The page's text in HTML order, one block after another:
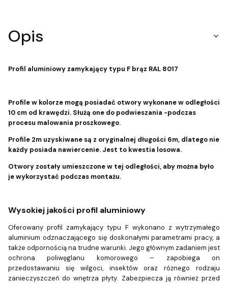
Opis
Profil aluminiowy zamykający typu F brąz RAL 8017
Profile w kolorze mogą posiadać otwory wykonane w odległości
10 cm od krawędzi. Służą one do podwieszania -podczas
procesu malowania proszkowego.
Profile 2m uzyskiwane są z oryginalnej długości 6m, dlatego nie
każdy posiada nawiercenie. Jest to kwestia losowa.
Otwory zostały umieszczone w tej odległości, aby można było
je wykorzystać podczas montażu.
Wysokiej jakości profil aluminiowy
Oferowany profil zamykający typu F wykonano z wytrzymałego
aluminium odznaczającego się doskonałymi parametrami pracy, a
także odpornością na trudne warunki. Jego głównym zadaniem jest
ochrona poliwęglanu komorowego – zapobiega on
przedostawaniu się wilgoci, insektów oraz różnego rodzaju
zanieczyszczeń do wnętrza płyty. Zabezpiecza ją również przed